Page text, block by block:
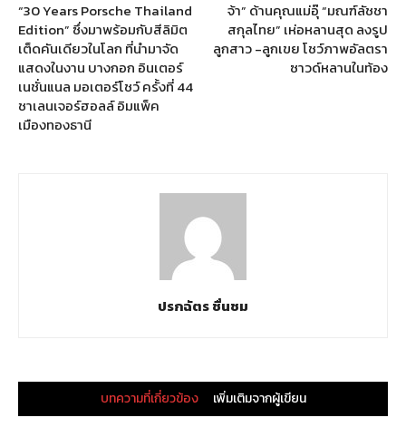
“30 Years Porsche Thailand
Edition” ซึ่งมาพร้อมกับสีลิมิต
เต็ดคันเดียวในโลก ที่นำมาจัด
แสดงในงาน บางกอก อินเตอร์
เนชั่นแนล มอเตอร์โชว์ ครั้งที่ 44
ชาเลนเจอร์ฮอลล์ อิมแพ็ค
เมืองทองธานี
จ้า” ด้านคุณแม่อุ๊ “มณฑ์ลัชชา
สกุลไทย” เห่อหลานสุด ลงรูป
ลูกสาว -ลูกเขย โชว์ภาพอัลตรา
ซาวด์หลานในท้อง
ปรกฉัตร ชื่นชม
บทความที่เกี่ยวข้อง เพิ่มเติมจากผู้เขียน